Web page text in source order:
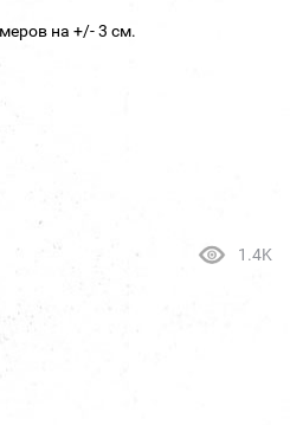
на +/- 3 см.
1.4K